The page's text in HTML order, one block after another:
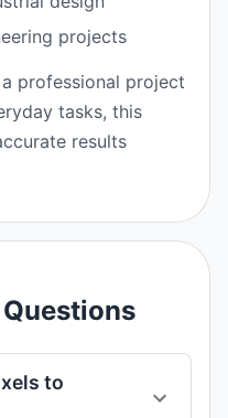
projects
professional project
tasks, this
results
to